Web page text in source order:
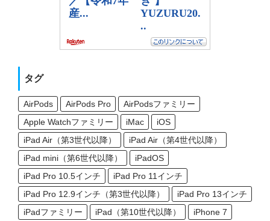
タグ
AirPods AirPods Pro
AirPodsファミリー
Apple Watchファミリー
iMac
iOS
iPad Air（第3世代以降）
iPad Air（第4世代以降）
iPad mini（第6世代以降）
iPadOS
iPad Pro 10.5インチ
iPad Pro 11インチ
iPad Pro 12.9インチ（第3世代以降）
iPad Pro 13インチ
iPadファミリー
iPad（第10世代以降）
iPhone 7